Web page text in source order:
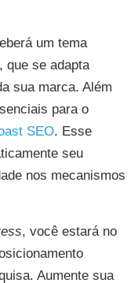
um tema
que se adapta
sua marca. Além
para o
SEO. Esse
seu
nos mecanismos
, você estará no
Aumente sua